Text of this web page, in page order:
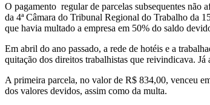
O pagamento regular de parcelas subsequentes não
da 4ª Câmara do Tribunal Regional do Trabalho da
que havia multado a empresa em 50% do saldo
Em abril do ano passado, a rede de hotéis e a
quitação dos direitos trabalhistas que reivindicava.
A primeira parcela, no valor de R$ 834,00, venceu
dos valores devidos, assim como da multa.